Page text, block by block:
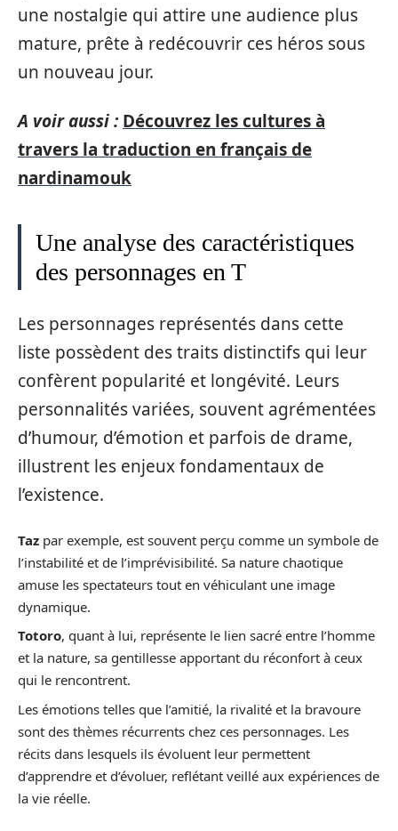
une nostalgie qui attire une audience plus
mature, prête à redécouvrir ces héros sous
un nouveau jour.
A voir aussi : Découvrez les cultures à
travers la traduction en français de
nardinamouk
Une analyse des caractéristiques
des personnages en T
Les personnages représentés dans cette
liste possèdent des traits distinctifs qui leur
confèrent popularité et longévité. Leurs
personnalités variées, souvent agrémentées
d’humour, d’émotion et parfois de drame,
illustrent les enjeux fondamentaux de
l’existence.
Taz par exemple, est souvent perçu comme un symbole de
l’instabilité et de l’imprévisibilité. Sa nature chaotique
amuse les spectateurs tout en véhiculant une image
dynamique.
Totoro, quant à lui, représente le lien sacré entre l’homme
et la nature, sa gentillesse apportant du réconfort à ceux
qui le rencontrent.
Les émotions telles que l’amitié, la rivalité et la bravoure
sont des thèmes récurrents chez ces personnages. Les
récits dans lesquels ils évoluent leur permettent
d’apprendre et d’évoluer, reflétant veillé aux expériences de
la vie réelle.